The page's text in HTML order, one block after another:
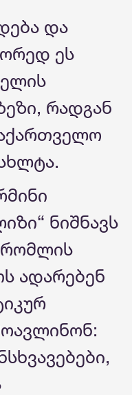
და
ეს
რადგან
ნიშნავს
ადარებენ